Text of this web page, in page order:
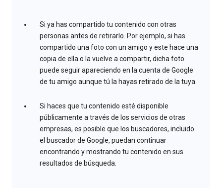
Si ya has compartido tu contenido con otras
personas antes de retirarlo. Por ejemplo, si has
compartido una foto con un amigo y este hace una
copia de ella o la vuelve a compartir, dicha foto
puede seguir apareciendo en la cuenta de Google
de tu amigo aunque tú la hayas retirado de la tuya.
Si haces que tu contenido esté disponible
públicamente a través de los servicios de otras
empresas, es posible que los buscadores, incluido
el buscador de Google, puedan continuar
encontrando y mostrando tu contenido en sus
resultados de búsqueda.